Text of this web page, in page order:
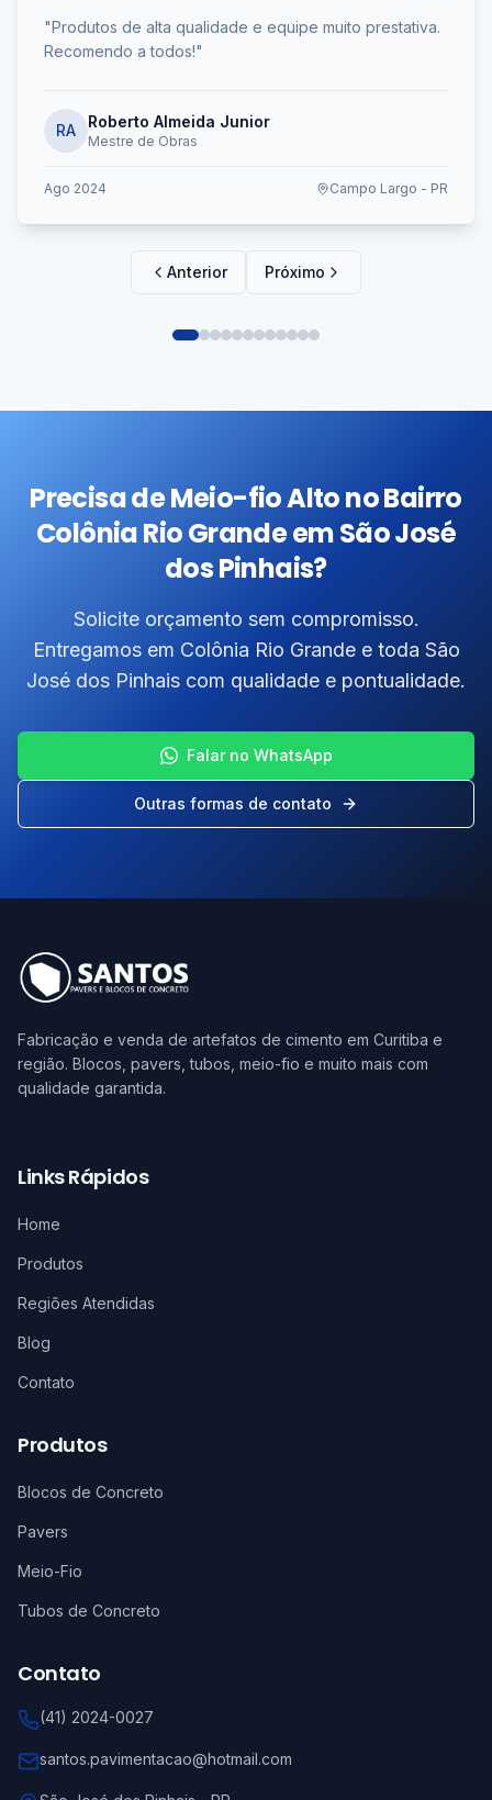
"Produtos de alta qualidade e equipe muito prestativa.
Recomendo a todos!"
RA Roberto Almeida Junior
Mestre de Obras
Ago 2024 Campo Largo - PR
Anterior Próximo
Precisa de Meio-fio Alto no Bairro
Colônia Rio Grande em São José
dos Pinhais?
Solicite orçamento sem compromisso.
Entregamos em Colônia Rio Grande e toda São
José dos Pinhais com qualidade e pontualidade.
Falar no WhatsApp
Outras formas de contato
Fabricação e venda de artefatos de cimento em Curitiba e
região. Blocos, pavers, tubos, meio-fio e muito mais com
qualidade garantida.
Links Rápidos
Home
Produtos
Regiões Atendidas
Blog
Contato
Produtos
Blocos de Concreto
Pavers
Meio-Fio
Tubos de Concreto
Contato
(41) 2024-0027
santos.pavimentacao@hotmail.com